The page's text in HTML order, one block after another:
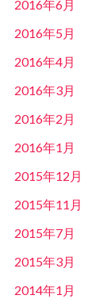
2016年6月
2016年5月
2016年4月
2016年3月
2016年2月
2016年1月
2015年12月
2015年11月
2015年7月
2015年3月
2014年1月